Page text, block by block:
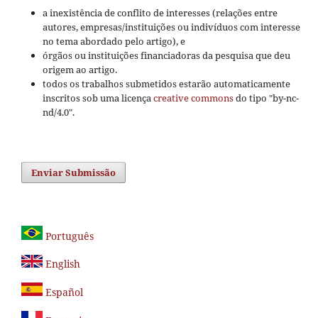
a inexistência de conflito de interesses (relações entre
autores, empresas/instituições ou indivíduos com interesse
no tema abordado pelo artigo), e
órgãos ou instituições financiadoras da pesquisa que deu
origem ao artigo.
todos os trabalhos submetidos estarão automaticamente
inscritos sob uma licençacreative commonsdo tipo "by-nc-
nd/4.0".
Enviar Submissão
Português
English
Español